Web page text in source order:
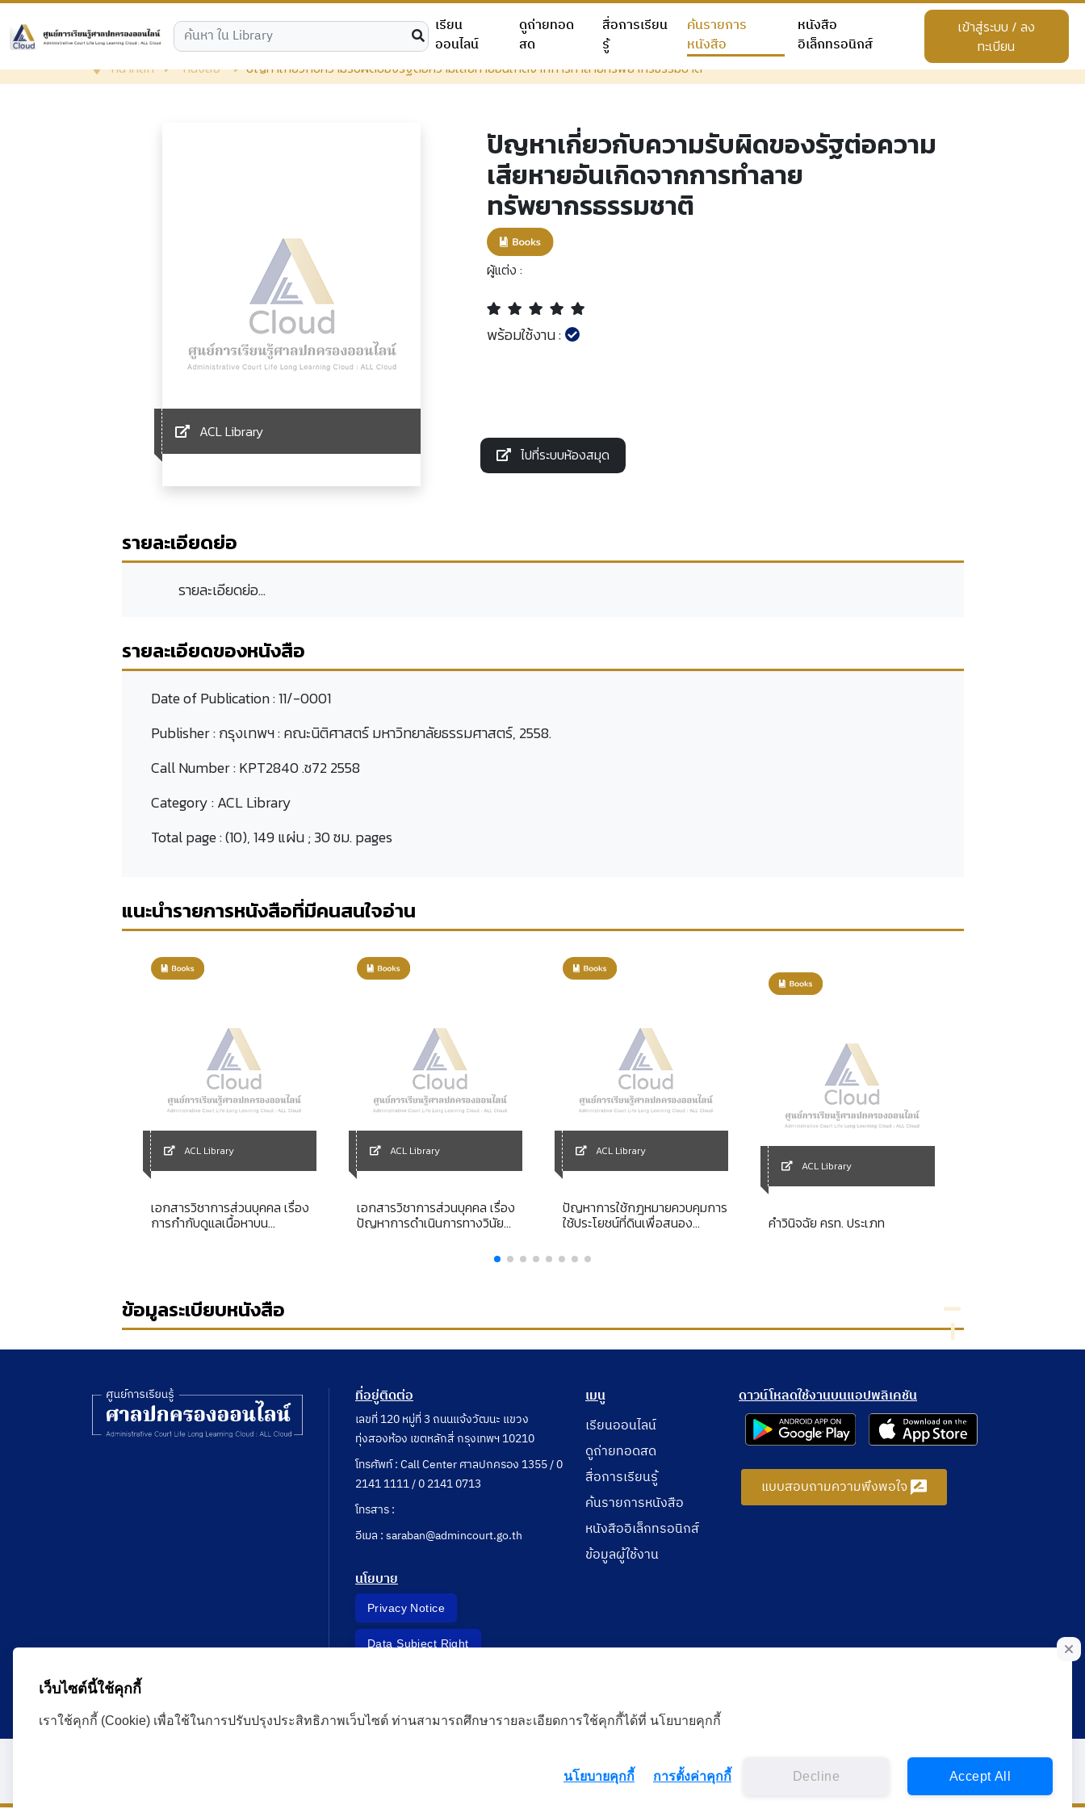
เรียน
ออนไลน์
ดูถ่ายทอด
สด
สื่อการเรียน
รู้
ค้นรายการ
หนังสือ
หนังสือ
อิเล็กทรอนิกส์
เข้าสู่ระบบ / ลง
ทะเบียน
หน้าหลัก
หนังสือ ปัญหาเกี่ยวกับความรับผิดของรัฐต่อความเสียหายอันเกิดจากการทำลายทรัพยากรธรรมชาติ
ACL Library
ปัญหาเกี่ยวกับความรับผิดของรัฐต่อความ
เสียหายอันเกิดจากการทำลาย
ทรัพยากรธรรมชาติ
ผู้แต่ง :
พร้อมใช้งาน :
ไปที่ระบบห้องสมุด
รายละเอียดย่อ
รายละเอียดย่อ...
รายละเอียดของหนังสือ
Date of Publication :11/-0001
Publisher :กรุงเทพฯ : คณะนิติศาสตร์ มหาวิทยาลัยธรรมศาสตร์, 2558.
Call Number :KPT2840 .ช72 2558
Category :ACL Library
Total page :(10), 149 แผ่น ; 30 ซม. pages
แนะนำรายการหนังสือที่มีคนสนใจอ่าน
ACL Library
เอกสารวิชาการส่วนบุคคล เรื่อง
การกำกับดูแลเนื้อหาบน
ACL Library
เอกสารวิชาการส่วนบุคคล เรื่อง
ปัญหาการดำเนินการทางวินัย
ACL Library
ปัญหาการใช้กฎหมายควบคุมการ
ใช้ประโยชน์ที่ดินเพื่อสนอง
ACL Library
คำวินิจฉัย ครท. ประเภท
ข้อมูลระเบียบหนังสือ
ที่อยู่ติดต่อ
เลขที่ 120 หมู่ที่ 3 ถนนแจ้งวัฒนะ แขวง
ทุ่งสองห้อง เขตหลักสี่ กรุงเทพฯ 10210
โทรศัพท์ : Call Center ศาลปกครอง 1355 / 0
2141 1111 / 0 2141 0713
โทรสาร :
อีเมล : saraban@admincourt.go.th
นโยบาย
Privacy Notice
Data Subject Right
เมนู
เรียนออนไลน์
ดูถ่ายทอดสด
สื่อการเรียนรู้
ค้นรายการหนังสือ
หนังสืออิเล็กทรอนิกส์
ข้อมูลผู้ใช้งาน
ดาวน์โหลดใช้งานบนแอปพลิเคชัน
แบบสอบถามความพึงพอใจ
เว็บไซต์นี้ใช้คุกกี้
เราใช้คุกกี้ (Cookie) เพื่อใช้ในการปรับปรุงประสิทธิภาพเว็บไซต์ ท่านสามารถศึกษารายละเอียดการใช้คุกกี้ได้ที่ นโยบายคุกกี้
นโยบายคุกกี้ การตั้งค่าคุกกี้ Decline Accept All